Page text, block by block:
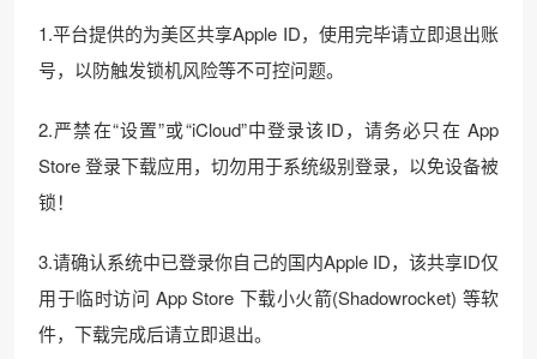
1.平台提供的为美区共享Apple ID，使用完毕请立即退出账
号，以防触发锁机风险等不可控问题。
2.严禁在“设置”或“iCloud”中登录该ID，请务必只在 App
Store 登录下载应用，切勿用于系统级别登录，以免设备被
锁！
3.请确认系统中已登录你自己的国内Apple ID，该共享ID仅
用于临时访问 App Store 下载小火箭(Shadowrocket) 等软
件，下载完成后请立即退出。